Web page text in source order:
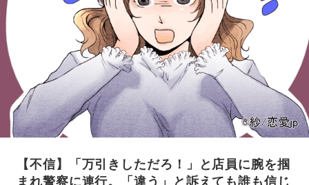
【不信】「万引きしただろ！」と店員に腕を掴
まれ警察に連行。「違う」と訴えても誰も信じ